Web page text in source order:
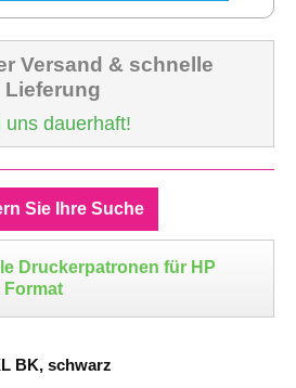
Versand & schnelle
Lieferung
uns dauerhaft!
Sie Ihre Suche
Druckerpatronen für HP
Format
Druckerpatrone 932XL BK, schwarz